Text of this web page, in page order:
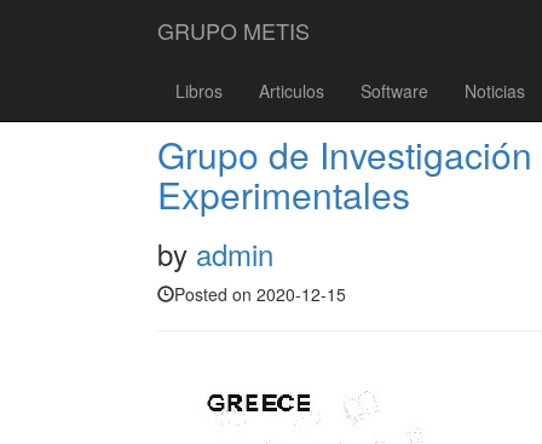
GRUPO METIS
Libros Articulos Software Noticias
Grupo de
Experimentales
by admin
Posted on 2020-12-15